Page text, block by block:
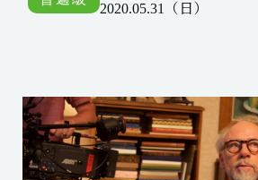
2020.05.31（日）